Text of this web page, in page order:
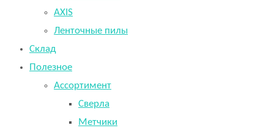
AXIS
Ленточные пилы
Склад
Полезное
Ассортимент
Сверла
Метчики